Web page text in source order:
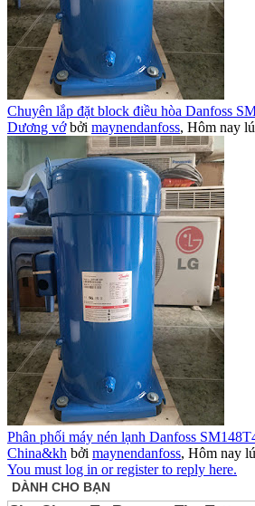
Chuyên lắp đặt block điều hòa Danfoss
Dương vớ bởi maynendanfoss, Hôm nay
Phân phối máy nén lạnh Danfoss
China&kh bởi maynendanfoss, Hôm nay
You must log in or register to reply here.